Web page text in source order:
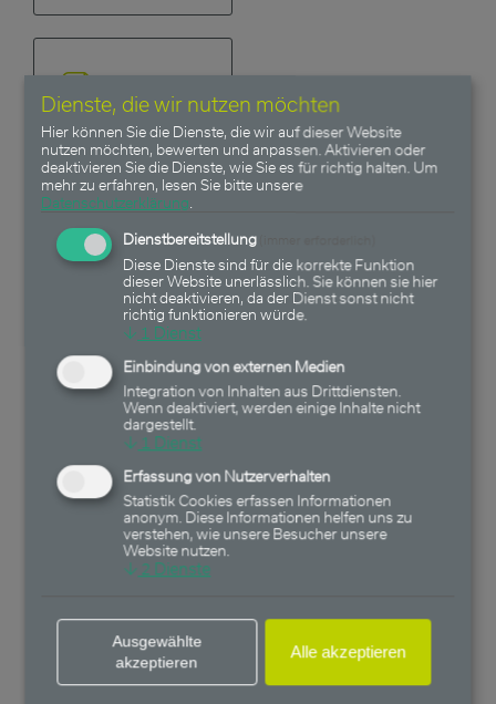
Monatsbericht
02/26
Monatsbericht
01/26
Factsheets P-Tranche
Dienste, die wir nutzen möchten
Hier können Sie die Dienste, die wir auf dieser Website
nutzen möchten, bewerten und anpassen. Aktivieren oder
deaktivieren Sie die Dienste, wie Sie es für richtig halten. Um
mehr zu erfahren, lesen Sie bitte unsere
Datenschutzerklärung.
Dienstbereitstellung
Diese Dienste sind für die korrekte Funktion
dieser Website unerlässlich. Sie können sie hier
nicht deaktivieren, da der Dienst sonst nicht
richtig funktionieren würde.
↓ 1 Dienst
Einbindung von externen Medien
Integration von Inhalten aus Drittdiensten.
Wenn deaktiviert, werden einige Inhalte nicht
dargestellt.
↓ 1 Dienst
Erfassung von Nutzerverhalten
Statistik Cookies erfassen Informationen
anonym. Diese Informationen helfen uns zu
verstehen, wie unsere Besucher unsere
Website nutzen.
↓ 2 Dienste
Ausgewählte
akzeptieren
Alle akzeptieren